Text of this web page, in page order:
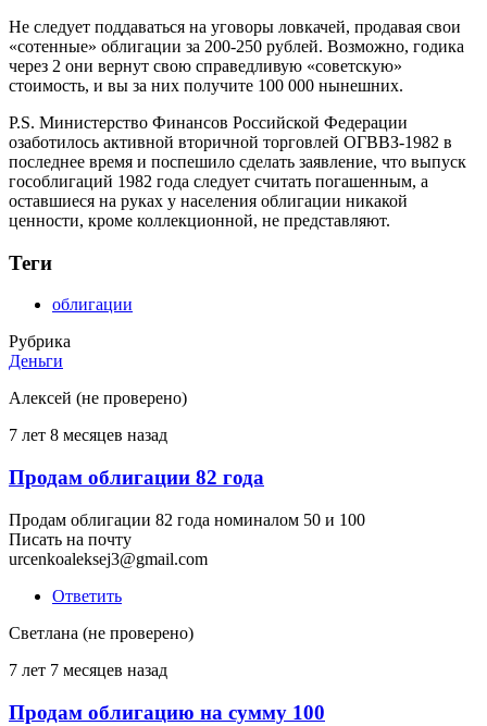
Не следует поддаваться на уговоры ловкачей, продавая свои
«сотенные» облигации за 200-250 рублей. Возможно, годика
через 2 они вернут свою справедливую «советскую»
стоимость, и вы за них получите 100 000 нынешних.
P.S. Министерство Финансов Российской Федерации
озаботилось активной вторичной торговлей ОГВВЗ-1982 в
последнее время и поспешило сделать заявление, что выпуск
гособлигаций 1982 года следует считать погашенным, а
оставшиеся на руках у населения облигации никакой
ценности, кроме коллекционной, не представляют.
Теги
облигации
Рубрика
Деньги
Алексей (не проверено)
7 лет 8 месяцев назад
Продам облигации 82 года
Продам облигации 82 года номиналом 50 и 100
Писать на почту
urcenkoaleksej3@gmail.com
Ответить
Светлана (не проверено)
7 лет 7 месяцев назад
Продам облигацию на сумму 100